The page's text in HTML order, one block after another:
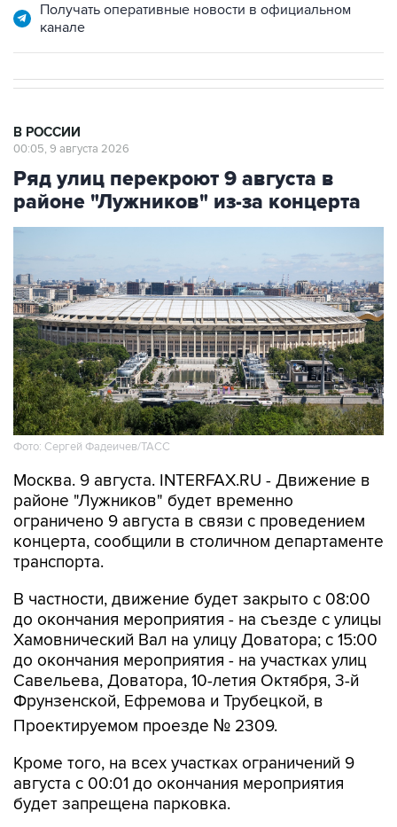
Получать оперативные новости в официальном
канале
В РОССИИ
00:05, 9 августа 2026
Ряд улиц перекроют 9 августа в
районе "Лужников" из-за концерта
Фото: Сергей Фадеичев/ТАСС
Москва. 9 августа. INTERFAX.RU - Движение в
районе "Лужников" будет временно
ограничено 9 августа в связи с проведением
концерта, сообщили в столичном департаменте
транспорта.
В частности, движение будет закрыто с 08:00
до окончания мероприятия - на съезде с улицы
Хамовнический Вал на улицу Доватора; с 15:00
до окончания мероприятия - на участках улиц
Савельева, Доватора, 10-летия Октября, 3-й
Фрунзенской, Ефремова и Трубецкой, в
Проектируемом проезде № 2309.
Кроме того, на всех участках ограничений 9
августа с 00:01 до окончания мероприятия
будет запрещена парковка.